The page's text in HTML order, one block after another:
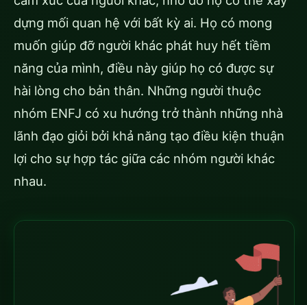
dựng mối quan hệ với bất kỳ ai. Họ có mong
muốn giúp đỡ người khác phát huy hết tiềm
năng của mình, điều này giúp họ có được sự
hài lòng cho bản thân. Những người thuộc
nhóm ENFJ có xu hướng trở thành những nhà
lãnh đạo giỏi bởi khả năng tạo điều kiện thuận
lợi cho sự hợp tác giữa các nhóm người khác
nhau.